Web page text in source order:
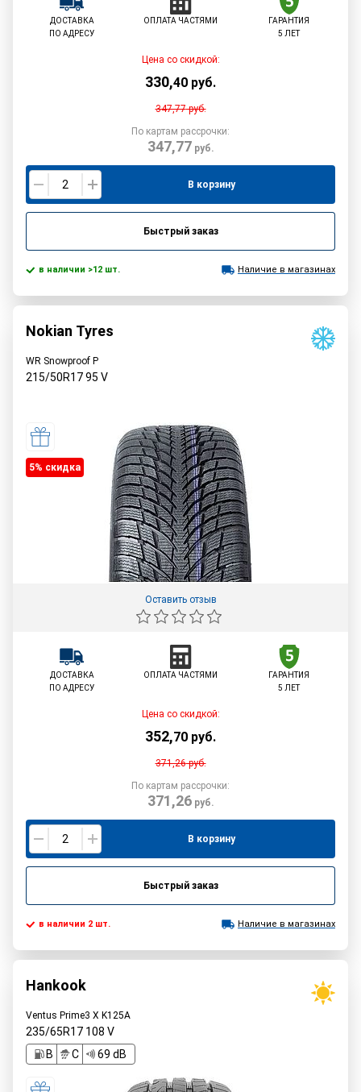
ДОСТАВКА
ПО АДРЕСУ
ОПЛАТА ЧАСТЯМИ
ГАРАНТИЯ
5 ЛЕТ
Цена со скидкой:
330,40 руб.
347,77руб.
По картам рассрочки:
347,77 руб.
В корзину
Быстрый заказ
в наличии >12 шт. Наличие в магазинах
Nokian Tyres
WR Snowproof P
215/50R1795 V
5% cкидка
Оставить отзыв
ДОСТАВКА
ПО АДРЕСУ
ОПЛАТА ЧАСТЯМИ
ГАРАНТИЯ
5 ЛЕТ
Цена со скидкой:
352,70 руб.
371,26руб.
По картам рассрочки:
371,26руб.
В корзину
Быстрый заказ
в наличии 2 шт. Наличие в магазинах
Hankook
Ventus Prime3 X K125A
235/65R17 108 V
B
C 69 dB